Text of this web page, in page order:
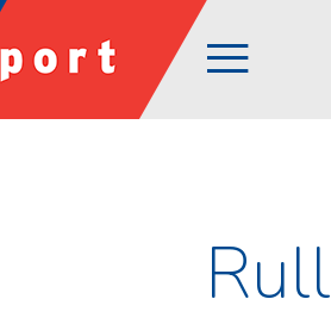
E-POOD
Kõik tooted